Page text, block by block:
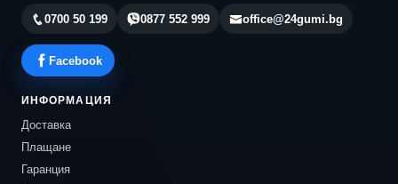
0700 50 199 0877 552 999 office@24gumi.bg
Facebook
ИНФОРМАЦИЯ
Доставка
Плащане
Гаранция